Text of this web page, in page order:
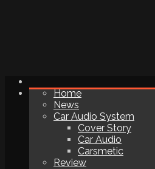
Home
News
Car Audio System
Cover Story
Car Audio
Carsmetic
Review